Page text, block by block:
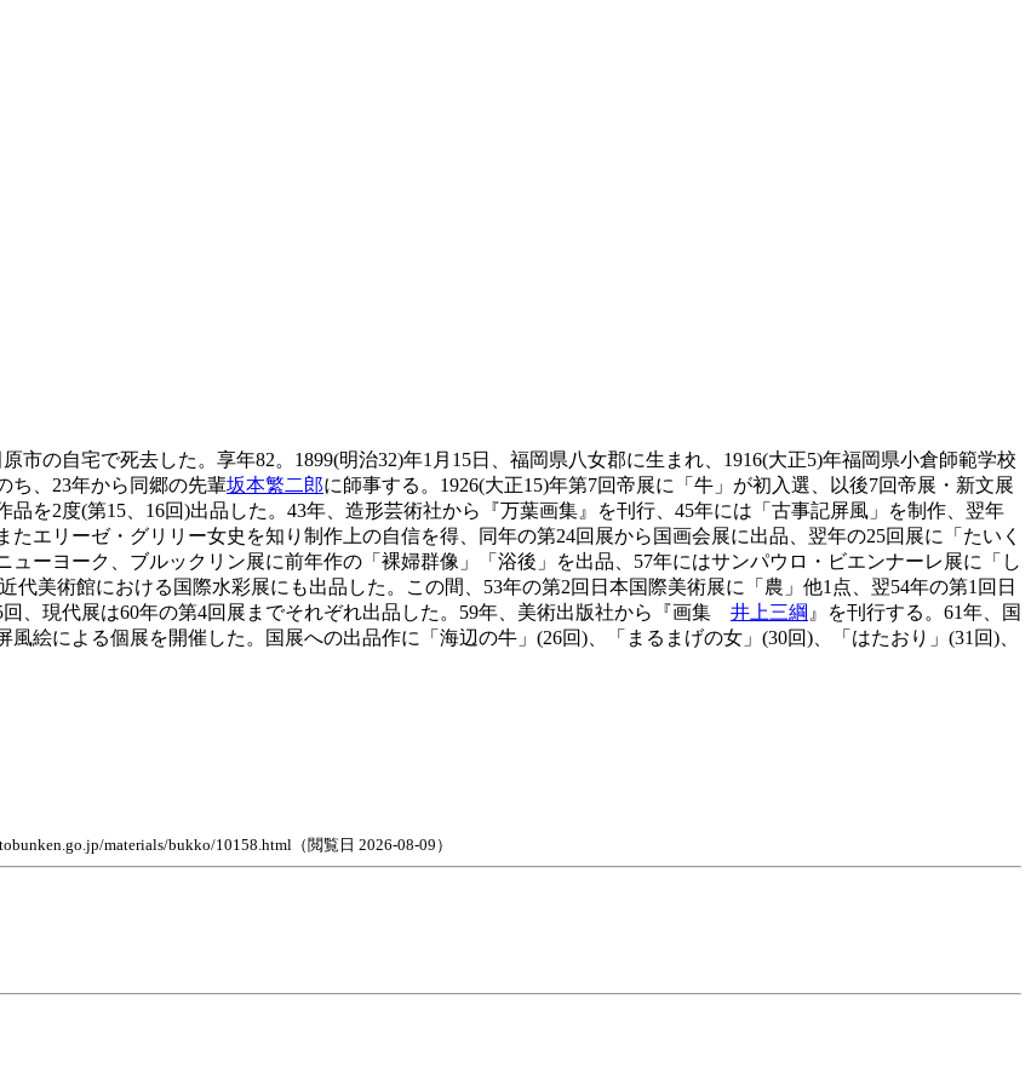
市の自宅で死去した。享年82。1899(明治32)年1月15日、福岡県八女郡に生まれ、1916(大正5)年福岡県小倉師範学校
ち、23年から同郷の先輩坂本繁二郎に師事する。1926(大正15)年第7回帝展に「牛」が初入選、以後7回帝展・新文展
を2度(第15、16回)出品した。43年、造形芸術社から『万葉画集』を刊行、45年には「古事記屏風」を制作、翌年
エリーゼ・グリリー女史を知り制作上の自信を得、同年の第24回展から国画会展に出品、翌年の25回展に「たいく
ーヨーク、ブルックリン展に前年作の「裸婦群像」「浴後」を出品、57年にはサンパウロ・ビエンナーレ展に「し
代美術館における国際水彩展にも出品した。この間、53年の第2回日本国際美術展に「農」他1点、翌54年の第1回日
、現代展は60年の第4回展までそれぞれ出品した。59年、美術出版社から『画集 井上三綱 』を刊行する。61年、国
絵による個展を開催した。国展への出品作に「海辺の牛」(26回)、「まるまげの女」(30回)、「はたおり」(31回)、
materials/bukko/10158.html（閲覧日 2026-08-09）